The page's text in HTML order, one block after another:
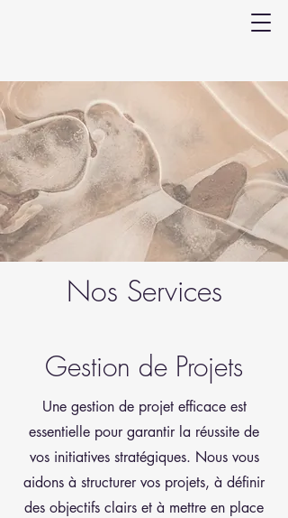
Nos Services
Gestion de Projets
Une gestion de projet efficace est
essentielle pour garantir la réussite de
vos initiatives stratégiques. Nous vous
aidons à structurer vos projets, à définir
des objectifs clairs et à mettre en place